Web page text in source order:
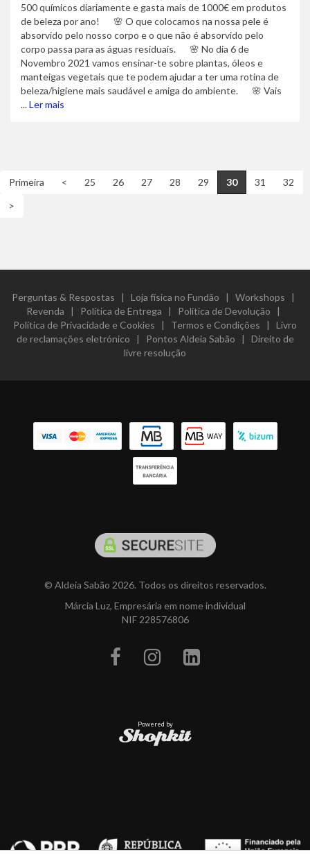
500 químicos diariamente e gasta mais de 1000€ em produtos
de beleza por ano!⠀⠀🌸 O que colocamos na nossa pele é
absorvido pelo nosso corpo e o que não é absorvido pelo
corpo passa para as águas residuais.⠀⠀🌸 No dia 6 de
Novembro 2021 vamos ensinar-te sobre plantas, óleos e
manteigas vegetais que te podem ajudar a ter uma rotina de
beleza/higiene mais saudável e amiga do ambiente.⠀⠀🌸 Vais
...Ler mais
Primeira < 25 26 27 28 29 30 31
32
>
Perguntas & Respostas | Loja física no Fundão | Workshops |
Revenda | Política de Entrega | Política de Devolução |
Política de Privacidade e Cookies | Termos e Condições | Livro
de reclamações eletrónico | Pontos Aldeia Sabão | Direito de
livre resolução
© Aldeia Sabão 2026. Todos os direitos reservados.
Márcia Luz, Empresária em nome individual
NIF 228576806
Powered by